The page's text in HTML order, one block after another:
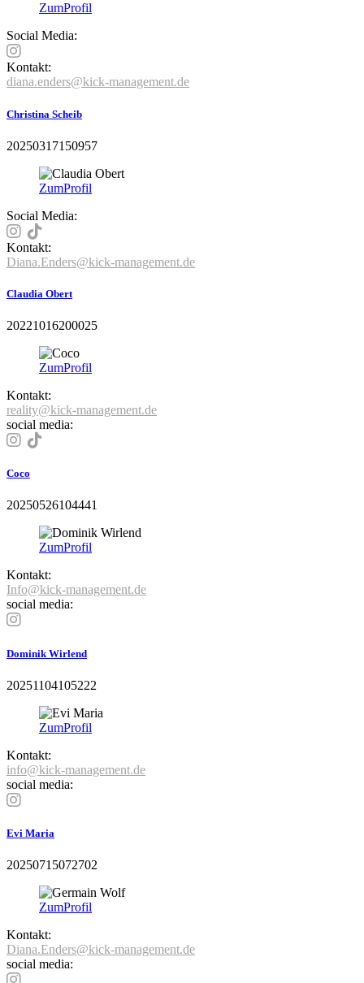
ZumProfil
Social Media:
Kontakt:
diana.enders@kick-management.de
Christina Scheib
20250317150957
ZumProfil
Social Media:
Kontakt:
Diana.Enders@kick-management.de
Claudia Obert
20221016200025
ZumProfil
Kontakt:
reality@kick-management.de
social media:
Coco
20250526104441
ZumProfil
Kontakt:
Info@kick-management.de
social media:
Dominik Wirlend
20251104105222
ZumProfil
Kontakt:
info@kick-management.de
social media:
Evi Maria
20250715072702
ZumProfil
Kontakt:
Diana.Enders@kick-management.de
social media: